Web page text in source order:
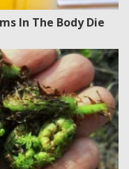
In The Body Die